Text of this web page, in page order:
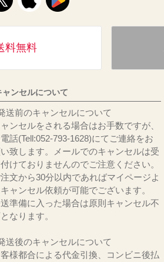
料無料
ャンセルについて
送前のキャンセルについて
ンセルをされる場合はお手数ですが、
話(Tell:052-793-1628)にてご連絡をお
致します。メールでのキャンセルは受
けておりませんのでご注意ください。
文から30分以内であればマイページよ
キャンセル依頼が可能でございます。
準備に入った場合は原則キャンセル不
なります。
送後のキャンセルについて
様都合による代金引換、コンビニ後払